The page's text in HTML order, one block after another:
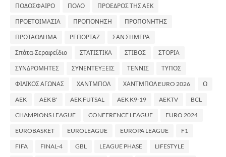
ΠΟΔΟΣΦΑΙΡΟ ΠΟΛΟ ΠΡΟΕΔΡΟΣ ΤΗΣ ΑΕΚ
ΠΡΟΕΤΟΙΜΑΣΙΑ ΠΡΟΠΟΝΗΣΗ ΠΡΟΠΟΝΗΤΗΣ
ΠΡΩΤΑΘΛΗΜΑ ΡΕΠΟΡΤΑΖ ΣΑΝ ΣΗΜΕΡΑ
Σπάτα-Σεραφείδιο ΣΤΑΤΙΣΤΙΚΑ ΣΤΙΒΟΣ ΣΤΟΡΙΑ
ΣΥΝΔΡΟΜΗΤΕΣ ΣΥΝΕΝΤΕΥΞΕΙΣ ΤΕΝΝΙΣ ΤΥΠΟΣ
ΦΙΛΙΚΟΣ ΑΓΩΝΑΣ ΧΑΝΤΜΠΟΛ ΧΑΝΤΜΠΟΛ EURO 2026 Ω
AEK AEK B' AEK FUTSAL AEK K9-19 AEKTV BCL
CHAMPIONS LEAGUE CONFERENCE LEAGUE EURO 2024
EUROBASKET EUROLEAGUE EUROPA LEAGUE F1
FIFA FINAL-4 GBL LEAGUE PHASE LIFESTYLE